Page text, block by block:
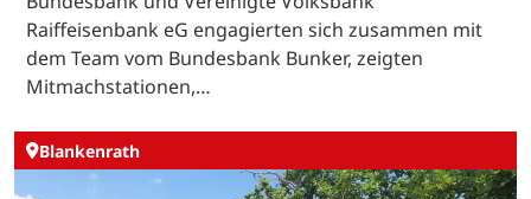
Raiffeisenbank eG engagierten sich zusammen mit
dem Team vom Bundesbank Bunker, zeigten
Mitmachstationen,…
Blankenrath